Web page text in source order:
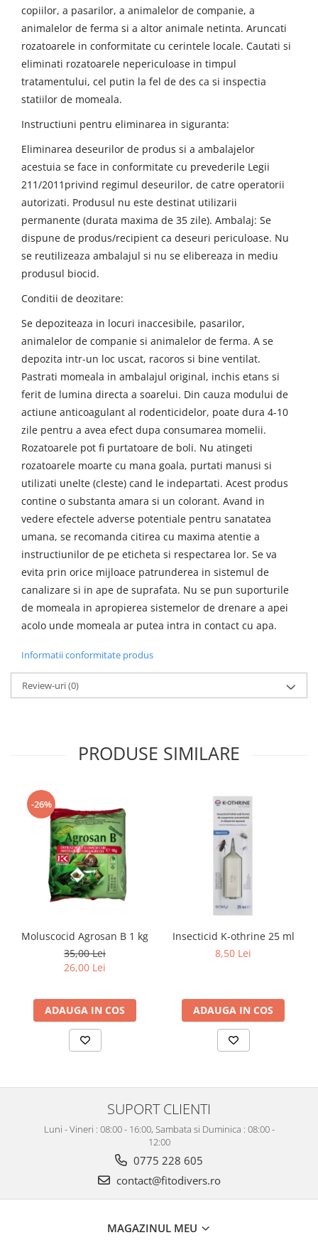
copiilor, a pasarilor, a animalelor de companie, a
animalelor de ferma si a altor animale netinta. Aruncati
rozatoarele in conformitate cu cerintele locale. Cautati si
eliminati rozatoarele nepericuloase in timpul
tratamentului, cel putin la fel de des ca si inspectia
statiilor de momeala.
Instructiuni pentru eliminarea in siguranta:
Eliminarea deseurilor de produs si a ambalajelor
acestuia se face in conformitate cu prevederile Legii
211/2011privind regimul deseurilor, de catre operatorii
autorizati. Produsul nu este destinat utilizarii
permanente (durata maxima de 35 zile). Ambalaj: Se
dispune de produs/recipient ca deseuri periculoase. Nu
se reutilizeaza ambalajul si nu se elibereaza in mediu
produsul biocid.
Conditii de deozitare:
Se depoziteaza in locuri inaccesibile, pasarilor,
animalelor de companie si animalelor de ferma. A se
depozita intr-un loc uscat, racoros si bine ventilat.
Pastrati momeala in ambalajul original, inchis etans si
ferit de lumina directa a soarelui. Din cauza modului de
actiune anticoagulant al rodenticidelor, poate dura 4-10
zile pentru a avea efect dupa consumarea momelii.
Rozatoarele pot fi purtatoare de boli. Nu atingeti
rozatoarele moarte cu mana goala, purtati manusi si
utilizati unelte (cleste) cand le indepartati. Acest produs
contine o substanta amara si un colorant. Avand in
vedere efectele adverse potentiale pentru sanatatea
umana, se recomanda citirea cu maxima atentie a
instructiunilor de pe eticheta si respectarea lor. Se va
evita prin orice mijloace patrunderea in sistemul de
canalizare si in ape de suprafata. Nu se pun suporturile
de momeala in apropierea sistemelor de drenare a apei
acolo unde momeala ar putea intra in contact cu apa.
Informatii conformitate produs
Review-uri(0)
PRODUSE SIMILARE
-26%
Moluscocid Agrosan B 1 kg
35,00 Lei
26,00 Lei
ADAUGA IN COS
Insecticid K-othrine 25 ml
8,50 Lei
ADAUGA IN COS
SUPORT CLIENTI
Luni - Vineri : 08:00 - 16:00, Sambata si Duminica : 08:00 -
12:00
0775 228 605
contact@fitodivers.ro
MAGAZINUL MEU